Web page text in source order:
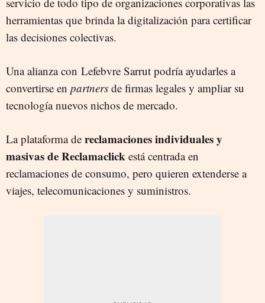
herramientas que brinda la digitalización para certificar
las decisiones colectivas.
Una alianza con Lefebvre Sarrut podría ayudarles a
convertirse en partners de firmas legales y ampliar su
tecnología nuevos nichos de mercado.
La plataforma de reclamaciones individuales y
masivas de Reclamaclick está centrada en
reclamaciones de consumo, pero quieren extenderse a
viajes, telecomunicaciones y suministros.